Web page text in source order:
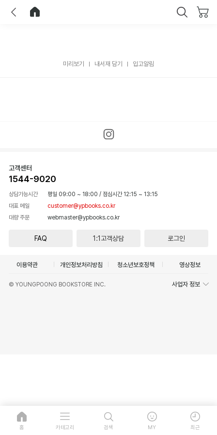
미리보기 내서재 담기 입고알림
고객센터
1544-9020
상담가능시간 평일 09:00 ~ 18:00 / 점심시간 12:15 ~ 13:15
대표 메일
customer@ypbooks.co.kr
대량 주문
webmaster@ypbooks.co.kr
FAQ 1:1고객상담 로그인
이용약관 개인정보처리방침 청소년보호정책 영상정보
© YOUNGPOONG BOOKSTORE INC. 사업자 정보
홈 카테고리 검색 MY 최근